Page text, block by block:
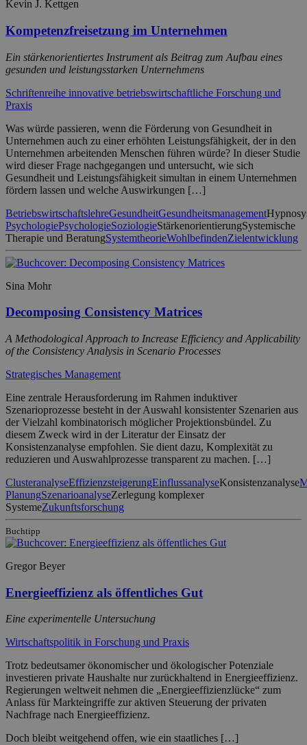
Kevin J. Kettgen
Kompetenzfreisetzung im Unternehmen
Ein stärkenorientiertes Instrument als Beitrag zum Aufbau eines
gesunden und leistungsstarken Unternehmens
Schriftenreihe innovative betriebswirtschaftliche Forschung und
Praxis
Was würde passieren, wenn die Förderung von Gesundheit in
Unternehmen auch zu einer erhöhten Leistungsfähigkeit, der in den
Unternehmen arbeitenden Menschen führen würde? In dieser Studie
wird dieser Frage nachgegangen und untersucht, wie sich
Gesundheit und Leistungsfähigkeit simultan in einem Unternehmen
fördern lassen und welche Auswirkungen […]
BetriebswirtschaftslehreGesundheitGesundheitsmanagement
PsychologiePsychologieSoziologieStärkenorientierungSystemische
Therapie und BeratungSystemtheorieWohlbefindenZielentwicklung
Sina Mohr
Decomposing Consistency Matrices
A Methodological Approach to Increase Efficiency and Applicability
of the Consistency Analysis in Scenario Processes
Strategisches Management
Eine zentrale Herausforderung im Rahmen induktiver
Szenarioprozesse besteht in der Auswahl konsistenter Szenarien aus
der Vielzahl kombinatorisch möglicher Projektionsbündel. Zu
diesem Zweck wird in der Literatur der Einsatz der
Konsistenzanalyse empfohlen. Sie dient dazu, Komplexität zu
reduzieren und Auswahlprozesse transparent zu machen. […]
ClusteranalyseEffizienzsteigerungEinflussanalyseKonsistenzanalyse
PlanungSzenarioanalyseZerlegung komplexer
SystemeZukunftsforschung
Buchtipp
Gregor Beyer
Energieeffizienz als öffentliches Gut
Eine experimentelle Untersuchung
Wirtschaftspolitik in Forschung und Praxis
Trotz bedeutsamer ökonomischer und ökologischer Potenziale
investieren private Haushalte nur zurückhaltend in Energieeffizienz.
Regierungen weltweit nehmen die „Energieeffizienzlücke“ zum
Anlass für Markteingriffe zur aktiven Steuerung der privaten
Nachfrage nach Energieeffizienz.
Doch bleibt weitgehend offen, wie ein staatliches […]